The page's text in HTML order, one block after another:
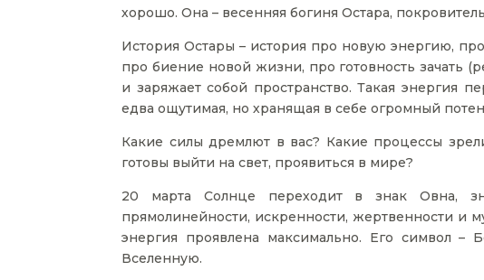
хорошо. Она – весенняя богиня Остара,
История Остары – история про новую энергию,
про биение новой жизни, про готовность зачать
и заряжает собой пространство. Такая энергия
едва ощутимая, но хранящая в себе огромный
Какие силы дремлют в вас? Какие процессы
готовы выйти на свет, проявиться в мире?
20 марта Солнце переходит в знак Овна,
прямолинейности, искренности, жертвенности и
энергия проявлена максимально. Его символ
Вселенную.